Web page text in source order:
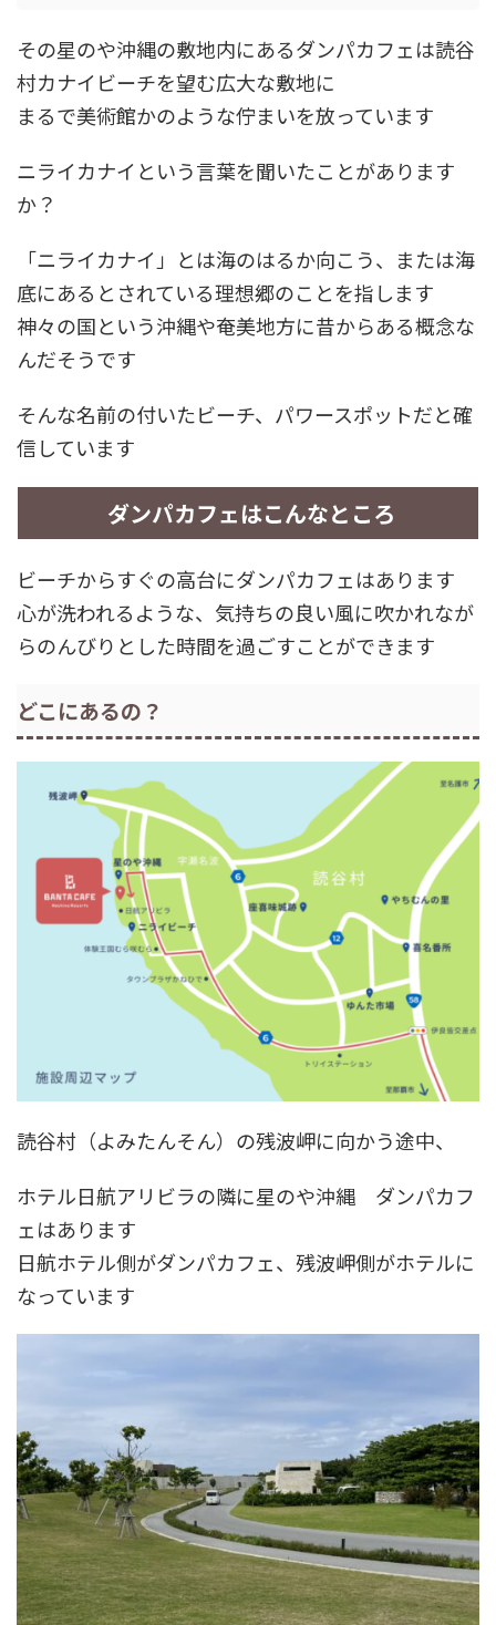
その星のや沖縄の敷地内にあるダンパカフェは読谷
村カナイビーチを望む広大な敷地に
まるで美術館かのような佇まいを放っています
ニライカナイという言葉を聞いたことがあります
か？
「ニライカナイ」とは海のはるか向こう、または海
底にあるとされている理想郷のことを指します
神々の国という沖縄や奄美地方に昔からある概念な
んだそうです
そんな名前の付いたビーチ、パワースポットだと確
信しています
ダンパカフェはこんなところ
ビーチからすぐの高台にダンパカフェはあります
心が洗われるような、気持ちの良い風に吹かれなが
らのんびりとした時間を過ごすことができます
どこにあるの？
読谷村（よみたんそん）の残波岬に向かう途中、
ホテル日航アリビラの隣に星のや沖縄 ダンパカフ
ェはあります
日航ホテル側がダンパカフェ、残波岬側がホテルに
なっています